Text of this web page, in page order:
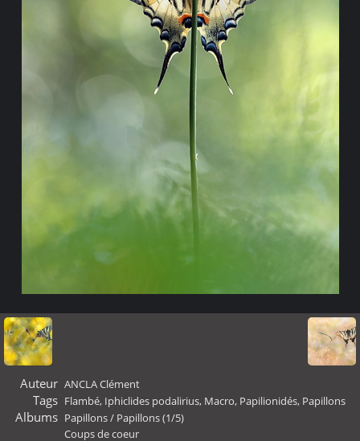
Auteur ANCLA Clément
Tags Flambé, Iphiclides podalirius, Macro, Papilionidés, Papillons
Albums Papillons/ Papillons (1/5)
Coups de coeur